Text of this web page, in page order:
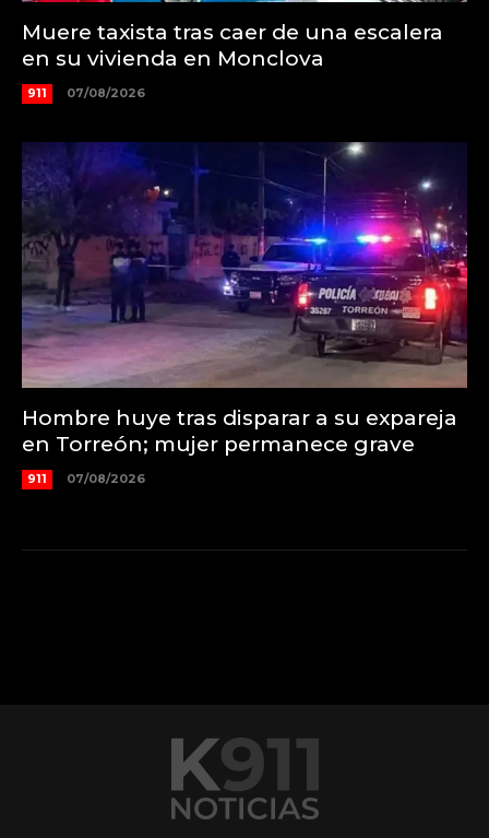
Muere taxista tras caer de una escalera
en su vivienda en Monclova
911 07/08/2026
Hombre huye tras disparar a su expareja
en Torreón; mujer permanece grave
911 07/08/2026